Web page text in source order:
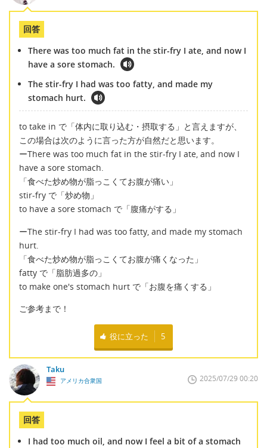
回答
There was too much fat in the stir-fry I ate, and now I
have a sore stomach.
The stir-fry I had was too fatty, and made my
stomach hurt.
to take in で「体内に取り込む・摂取する」と言えますが、
この場合は次のように言った方が自然だと思います。
ーThere was too much fat in the stir-fry I ate, and now I
have a sore stomach.
「食べた炒め物が脂っこくてお腹が痛い」
stir-fry で「炒め物」
to have a sore stomach で「腹痛がする」
ーThe stir-fry I had was too fatty, and made my stomach
hurt.
「食べた炒め物が脂っこくてお腹が痛くなった」
fatty で「脂肪過多の」
to make one's stomach hurt で「お腹を痛くする」
ご参考まで！
役に立った 5
Taku
アメリカ合衆国 2025/07/29 00:20
回答
I had too much oil, and now I feel a bit of a stomach